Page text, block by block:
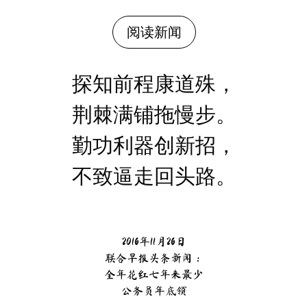
阅读新闻
探知前程康道殊，
荆棘满铺拖慢步。
勤功利器创新招，
不致逼走回头路。
2016年11月26日
联合早报头条新闻：
全年花红七年来最少
公务员年底领